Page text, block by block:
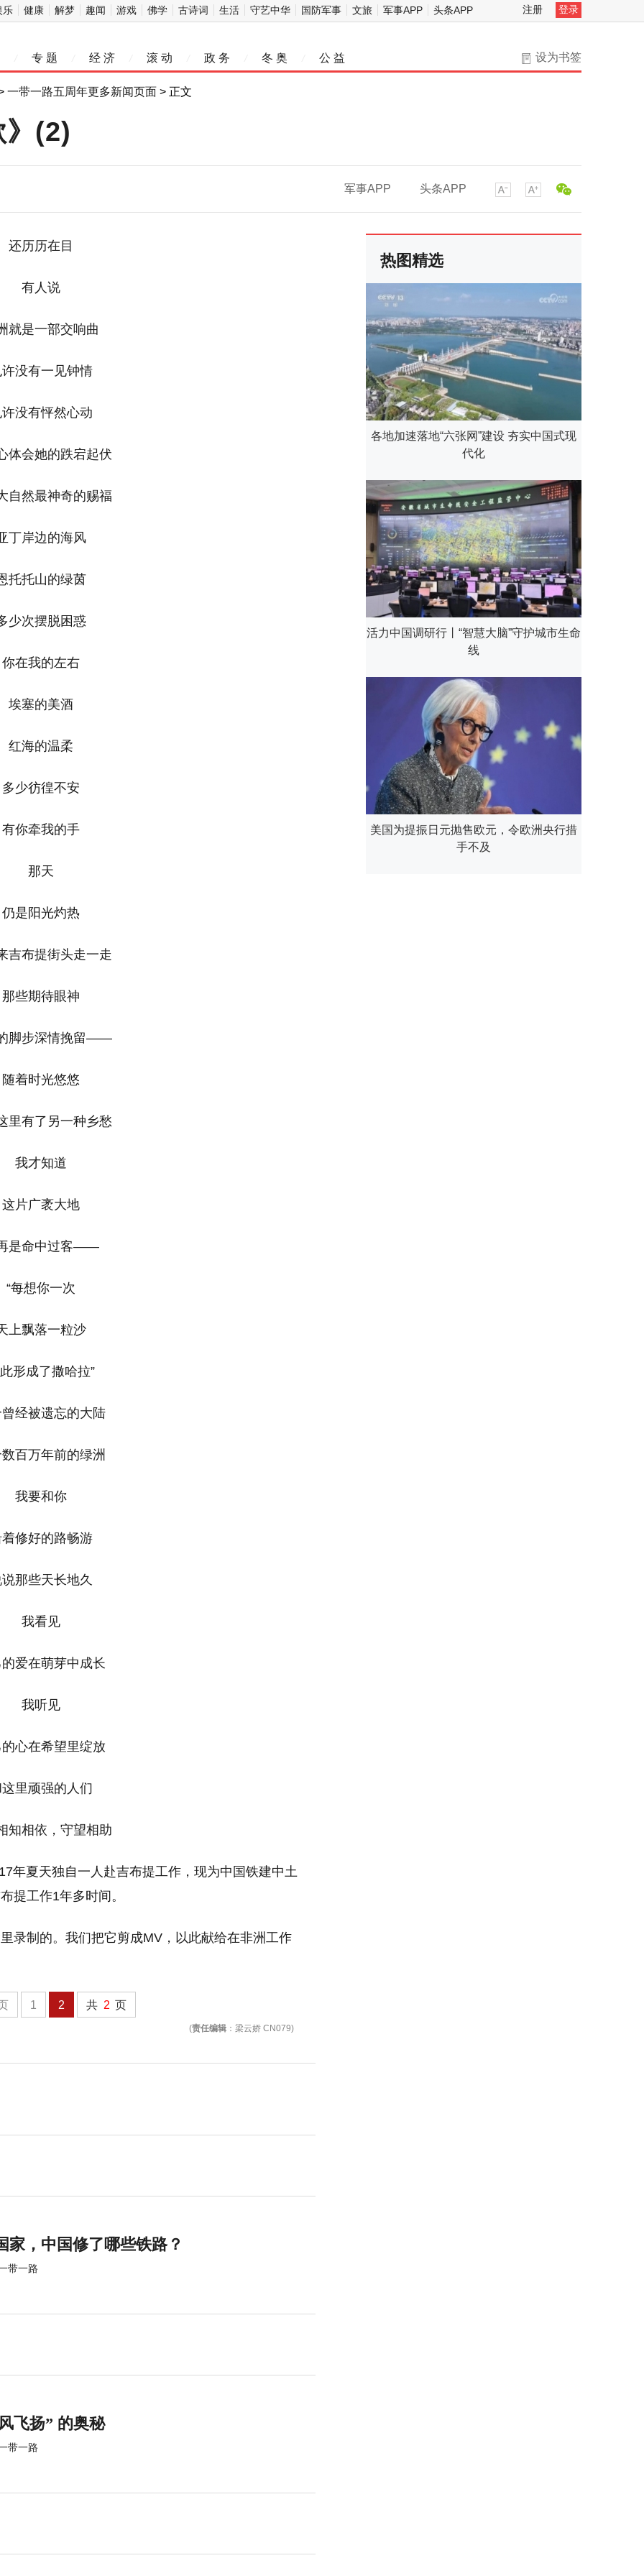
乐 健康 解梦 趣闻 游戏 佛学 古诗词 生活 守艺中华 国防军事 文旅 军事APP 头条APP 注册 登录
设为书签
专 题 经 济 滚 动 政 务 冬 奥 公 益
一带一路五周年更多新闻页面 > 正文
》(2)
军事APP 头条APP
历历在目
有人说
是一部交响曲
有一见钟情
有怦然心动
会她的跌宕起伏
然最神奇的赐福
岸边的海风
托山的绿茵
次摆脱困惑
我的左右
塞的美酒
海的温柔
彷徨不安
牵我的手
那天
阳光灼热
布提街头走一走
期待眼神
步深情挽留——
时光悠悠
有了另一种乡愁
才知道
广袤大地
命中过客——
想你一次
飘落一粒沙
成了撒哈拉”
被遗忘的大陆
万年前的绿洲
要和你
好的路畅游
些天长地久
我看见
在萌芽中成长
我听见
在希望里绽放
顽强的人们
相依，守望相助
年夏天独自一人赴吉布提工作，现为中国铁建中土
提工作1年多时间。
录制的。我们把它剪成MV，以此献给在非洲工作
1 2 共 2 页
(责任编辑 ：梁云娇 CN079)
家，中国修了哪些铁路？
带一路
飞扬” 的奥秘
带一路
热图精选
各地加速落地“六张网”建设 夯实中国式现
代化
活力中国调研行丨“智慧大脑”守护城市生命
线
美国为提振日元抛售欧元，令欧洲央行措
手不及